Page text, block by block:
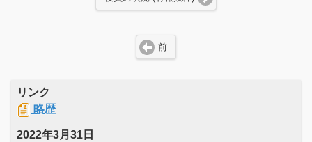
前
リンク
略歴
2022年3月31日